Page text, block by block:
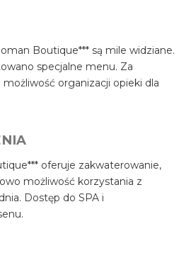
Boutique*** są mile widziane.
specjalne menu. Za
możliwość organizacji opieki dla
oferuje zakwaterowanie,
możliwość korzystania z
Dostęp do SPA i